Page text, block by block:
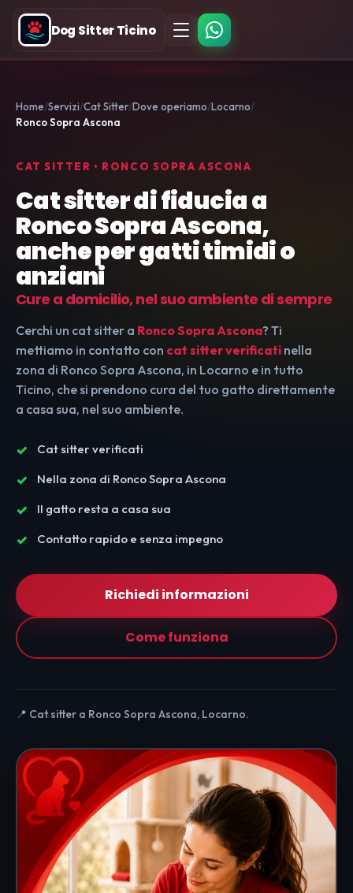
Dog Sitter Ticino
Home Servizi Cat Sitter Dove operiamo Locarno
Ronco Sopra Ascona
CAT SITTER • RONCO SOPRA ASCONA
Cat sitter di fiducia a
Ronco Sopra Ascona,
anche per gatti timidi o
anziani
Cure a domicilio, nel suo ambiente di sempre
Cerchi un cat sitter a Ronco Sopra Ascona? Ti
mettiamo in contatto con cat sitter verificati nella
zona di Ronco Sopra Ascona, in Locarno e in tutto
Ticino, che si prendono cura del tuo gatto direttamente
a casa sua, nel suo ambiente.
Cat sitter verificati
Nella zona di Ronco Sopra Ascona
Il gatto resta a casa sua
Contatto rapido e senza impegno
Richiedi informazioni
Come funziona
📍 Cat sitter a Ronco Sopra Ascona, Locarno.